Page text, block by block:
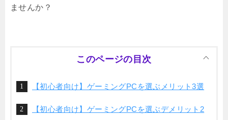
ませんか？
このページの目次
【初心者向け】ゲーミングPCを選ぶメリット3選
【初心者向け】ゲーミングPCを選ぶデメリット2